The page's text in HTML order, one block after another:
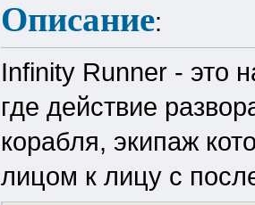
Описание:
Infinity Runner - это
где действие
корабля, экипаж
лицом к лицу с